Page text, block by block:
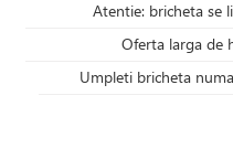
Atentie: bricheta se
Oferta larga de
Umpleti bricheta